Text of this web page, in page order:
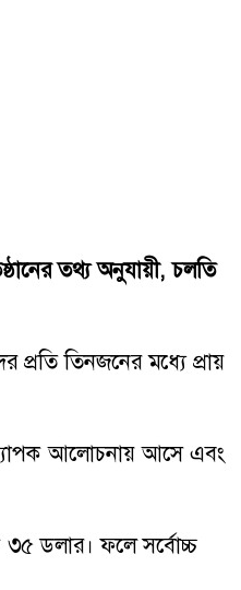
তথ্য অনুযায়ী, চলতি
প্রতি তিনজনের মধ্যে প্রায়
ব্যাপক আলোচনায় আসে এবং
৩৫ ডলার। ফলে সর্বোচ্চ